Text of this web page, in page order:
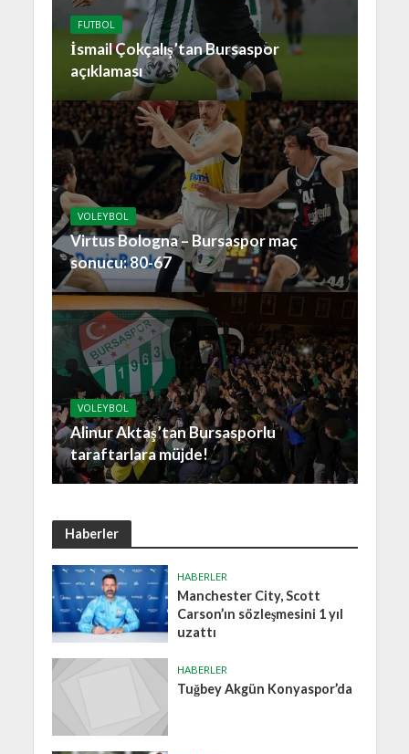
FUTBOL
İsmail Çokçalış’tan Bursaspor
açıklaması
VOLEYBOL
Virtus Bologna – Bursaspor maç
sonucu: 80-67
VOLEYBOL
Alinur Aktaş’tan Bursasporlu
taraftarlara müjde!
Haberler
HABERLER
Manchester City, Scott
Carson’ın sözleşmesini 1 yıl
uzattı
HABERLER
Tuğbey Akgün Konyaspor’da